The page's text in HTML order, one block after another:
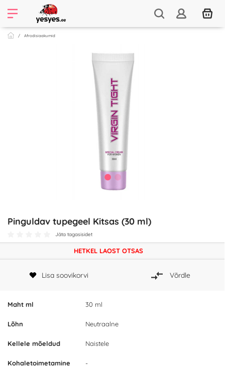
Afrodisiaakumid
Pinguldav tupegeel Kitsas (30 ml)
Jäta tagasisidet
Maht ml 30 ml
Lõhn Neutraalne
Kellele mõeldud Naistele
Kohaletoimetamine -
HETKEL LAOST OTSAS
Lisa soovikorvi Võrdle